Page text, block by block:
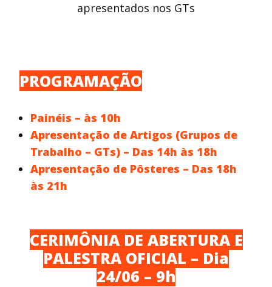
apresentados nos GTs
PROGRAMAÇÃO
Painéis – às 10h
Apresentação de Artigos (Grupos de
Trabalho – GTs) – Das 14h às 18h
Apresentação de Pôsteres – Das 18h
às 21h
CERIMÔNIA DE ABERTURA E
PALESTRA OFICIAL – Dia
24/06 – 9h